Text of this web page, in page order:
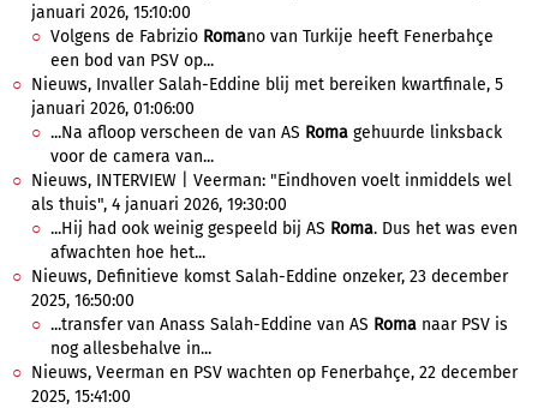
januari 2026, 15:10:00
Volgens de Fabrizio Romano van Turkije heeft Fenerbahçe
een bod van PSV op...
Nieuws, Invaller Salah-Eddine blij met bereiken kwartfinale, 5
januari 2026, 01:06:00
...Na afloop verscheen de van AS Roma gehuurde linksback
voor de camera van...
Nieuws, INTERVIEW | Veerman: "Eindhoven voelt inmiddels wel
als thuis", 4 januari 2026, 19:30:00
...Hij had ook weinig gespeeld bij AS Roma. Dus het was even
afwachten hoe het...
Nieuws, Definitieve komst Salah-Eddine onzeker, 23 december
2025, 16:50:00
...transfer van Anass Salah-Eddine van AS Roma naar PSV is
nog allesbehalve in...
Nieuws, Veerman en PSV wachten op Fenerbahçe, 22 december
2025, 15:41:00